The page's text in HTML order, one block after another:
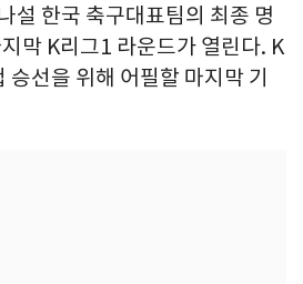
설 한국 축구대표팀의 최종 명
막 K리그1 라운드가 열린다. K
선을 위해 어필할 마지막 기